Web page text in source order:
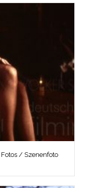
Fotos / Szenenfoto